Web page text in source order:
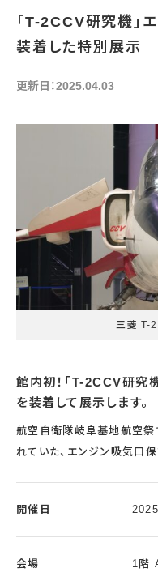
한국어
フロアガイド
バリアフリー・音声ガイド
開催中・開催予定の企画展
航空エリア
シアタールーム上映
操縦シミュレーション体験
おすすめコース
開催中・開催予定のイベント
教室・講座・講演
博物館としての取組み
資料の収集・受贈
資料の貸出
空宙博ボランティア
博物館実習
団体利用
子ども会・スポーツ少年団等
学校・教育関係
学校・教育関係の方へ
遠足・社会見学
教育プログラム
オンライン学習
アウトリーチ
展示・イベントカレンダー
チャレンジそらはく
スタッ
お問い合わせ
「T-2CCV研究機」
装着した特別展示
更新日：2025.04.03
三菱 T-
館内初！「T-2CCV研究
を装着して展示します。
航空自衛隊岐阜基地航空祭
れていた、エンジン吸気口
開催日 2025
会場 1階